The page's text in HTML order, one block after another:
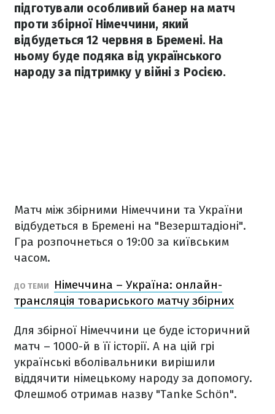
підготували особливий банер на матч
проти збірної Німеччини, який
відбудеться 12 червня в Бремені. На
ньому буде подяка від українського
народу за підтримку у війні з Росією.
Матч між збірними Німеччини та України
відбудеться в Бремені на "Везерштадіоні".
Гра розпочнеться о 19:00 за київським
часом.
ДО ТЕМИ
Німеччина – Україна: онлайн-
трансляція товариського матчу збірних
Для збірної Німеччини це буде історичний
матч – 1000-й в її історії. А на цій грі
українські вболівальники вирішили
віддячити німецькому народу за допомогу.
Флешмоб отримав назву "Tanke Schön".